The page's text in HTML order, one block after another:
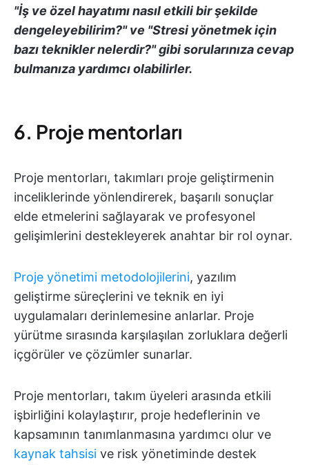
"İş ve özel hayatımı nasıl etkili bir şekilde
dengeleyebilirim?" ve "Stresi yönetmek için
bazı teknikler nelerdir?" gibi sorularınıza cevap
bulmanıza yardımcı olabilirler.
6. Proje mentorları
Proje mentorları, takımları proje geliştirmenin
inceliklerinde yönlendirerek, başarılı sonuçlar
elde etmelerini sağlayarak ve profesyonel
gelişimlerini destekleyerek anahtar bir rol oynar.
Proje yönetimi metodolojilerini, yazılım
geliştirme süreçlerini ve teknik en iyi
uygulamaları derinlemesine anlarlar. Proje
yürütme sırasında karşılaşılan zorluklara değerli
içgörüler ve çözümler sunarlar.
Proje mentorları, takım üyeleri arasında etkili
işbirliğini kolaylaştırır, proje hedeflerinin ve
kapsamının tanımlanmasına yardımcı olur ve
kaynak tahsisi ve risk yönetiminde destek